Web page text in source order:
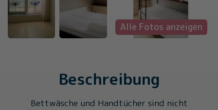
Alle Fotos anzeigen
Beschreibung
Bettwäsche und Handtücher sind nicht